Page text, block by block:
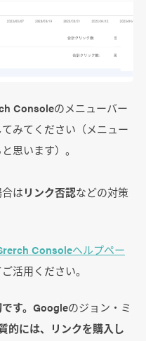
Consoleのメニューバー
みてください（メニュー
と思います）。
はリンク否認などの対策
Consoleヘルプペー
活用ください。
す。 Googleのジョン・ミ
質的には、リンクを購入し